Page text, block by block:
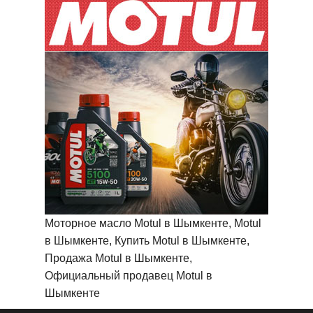
Моторное масло Motul в Шымкенте, Motul
в Шымкенте, Купить Motul в Шымкенте,
Продажа Motul в Шымкенте,
Официальный продавец Motul в
Шымкенте